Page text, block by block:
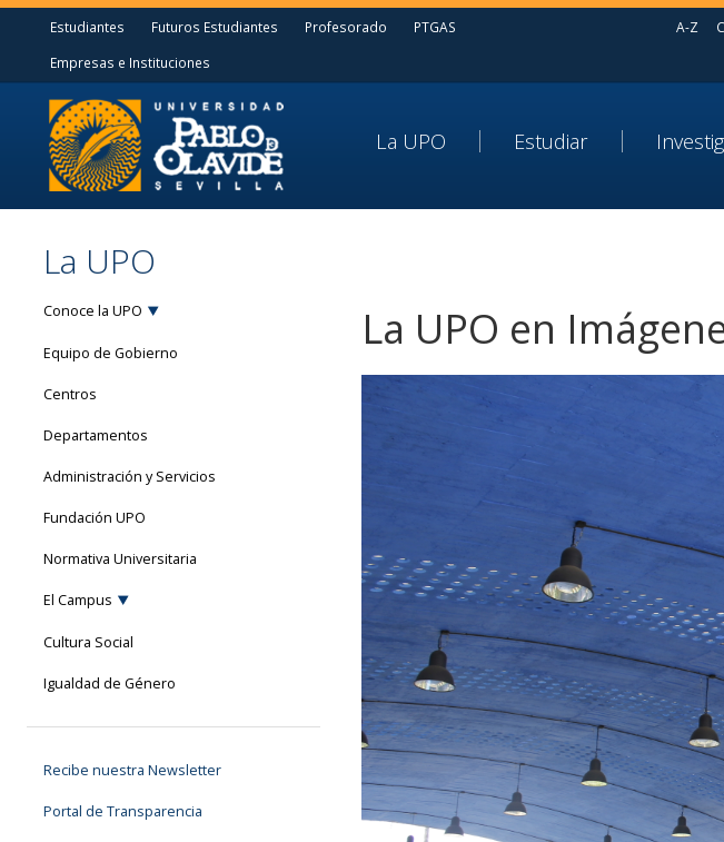
Estudiantes Futuros Estudiantes Profesorado
PTGAS
Empresas e Instituciones
A-Z
La UPO Estudiar
La UPO
Conoce la UPO
Equipo de Gobierno
Centros
Departamentos
Administración y Servicios
Fundación UPO
Normativa Universitaria
El Campus
Cultura Social
Igualdad de Género
Recibe nuestra Newsletter
Portal de Transparencia
La UPO en